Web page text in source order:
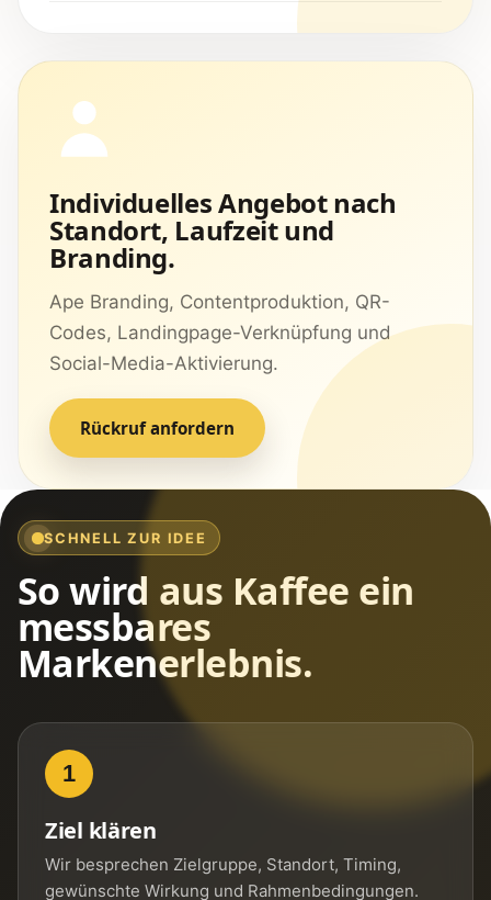
Individuelles Angebot nach
Standort, Laufzeit und
Branding.
Ape Branding, Contentproduktion, QR-
Codes, Landingpage-Verknüpfung und
Social-Media-Aktivierung.
Rückruf anfordern
SCHNELL ZUR IDEE
So wird aus Kaffee ein
messbares
Markenerlebnis.
1
Ziel klären
Wir besprechen Zielgruppe, Standort, Timing,
gewünschte Wirkung und Rahmenbedingungen.